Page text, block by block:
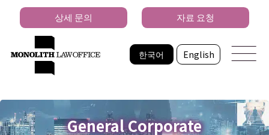
한국어 English
상세 문의 자료 요청
General Corporate